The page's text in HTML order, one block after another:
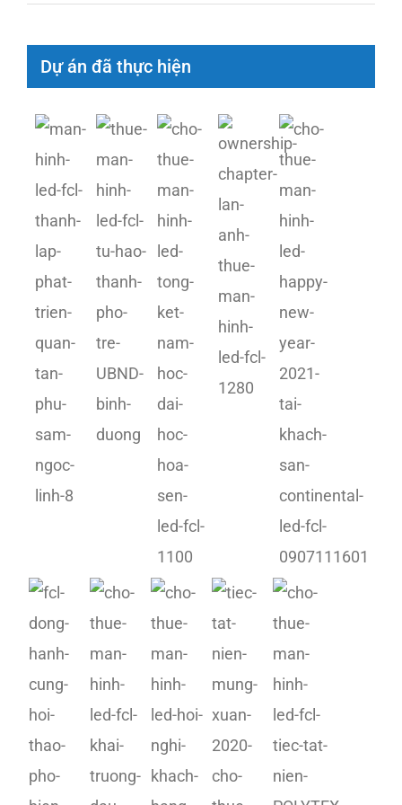
Dự án đã thực hiện